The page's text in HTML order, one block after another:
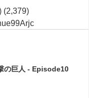
(2,379)
の巨人 - Episode10